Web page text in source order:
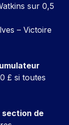
sur 0,5
– Victoire
£ si toutes
section de